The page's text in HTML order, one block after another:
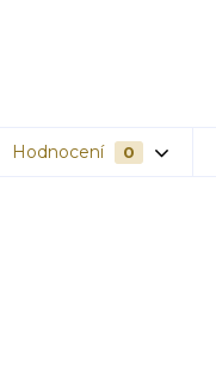
Hodnocení 0